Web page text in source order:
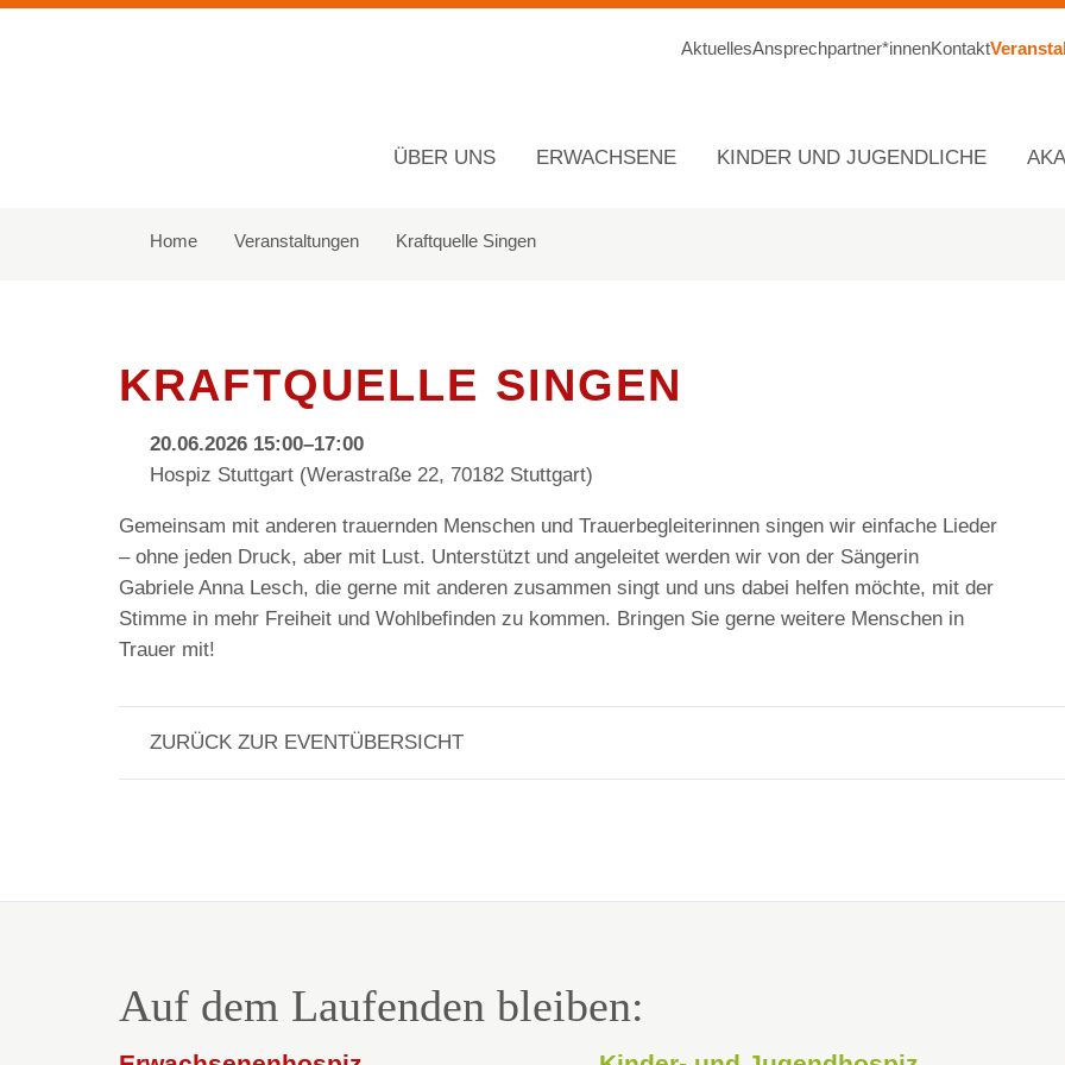
AktuellesAnsprechpartner*innenKontakt
Navigation
ÜBER UNS ERWACHSENE KINDER UND JUGENDLICHE
Home Veranstaltungen Kraftquelle Singen
KRAFTQUELLE SINGEN
20.06.2026 15:00–17:00
Hospiz Stuttgart (Werastraße 22, 70182 Stuttgart)
Gemeinsam mit anderen trauernden Menschen und Trauerbegleiterinnen singen wir einfache Lieder
– ohne jeden Druck, aber mit Lust. Unterstützt und angeleitet werden wir von der Sängerin
Gabriele Anna Lesch, die gerne mit anderen zusammen singt und uns dabei helfen möchte, mit der
Stimme in mehr Freiheit und Wohlbefinden zu kommen. Bringen Sie gerne weitere Menschen in
Trauer mit!
ZURÜCK ZUR EVENTÜBERSICHT
Auf dem Laufenden bleiben: